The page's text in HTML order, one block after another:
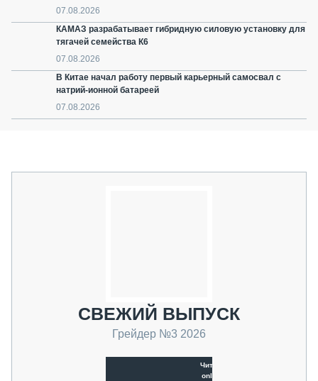
07.08.2026
КАМАЗ разрабатывает гибридную силовую установку для
тягачей семейства К6
07.08.2026
В Китае начал работу первый карьерный самосвал с
натрий-ионной батареей
07.08.2026
СВЕЖИЙ ВЫПУСК
Грейдер №3 2026
Читать
online